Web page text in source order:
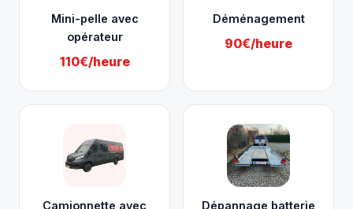
Mini-pelle avec
opérateur
110€/heure
Déménagement
90€/heure
Camionnette avec
Dépannage batterie